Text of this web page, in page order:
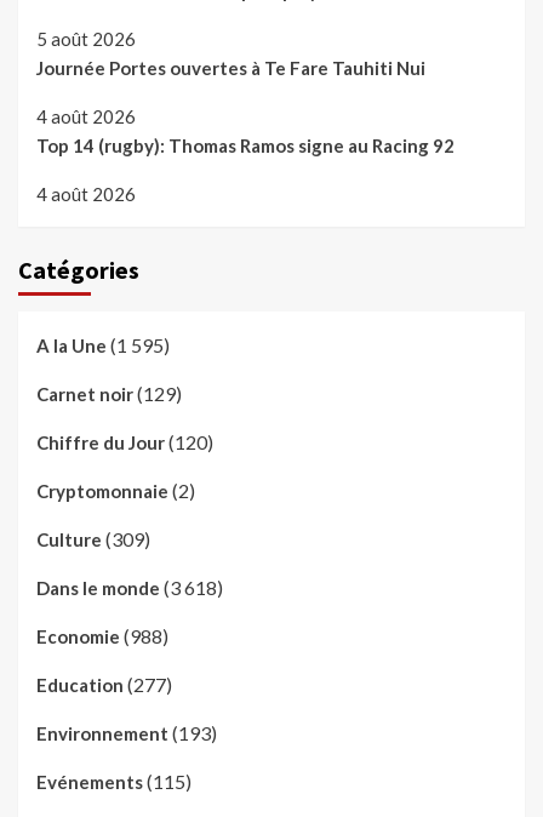
5 août 2026
Journée Portes ouvertes à Te Fare Tauhiti Nui
4 août 2026
Top 14 (rugby): Thomas Ramos signe au Racing 92
4 août 2026
Catégories
A la Une (1 595)
Carnet noir(129)
Chiffre du Jour(120)
Cryptomonnaie (2)
Culture (309)
Dans le monde (3 618)
Economie (988)
Education (277)
Environnement (193)
Evénements(115)